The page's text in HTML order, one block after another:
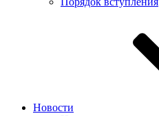
Новости